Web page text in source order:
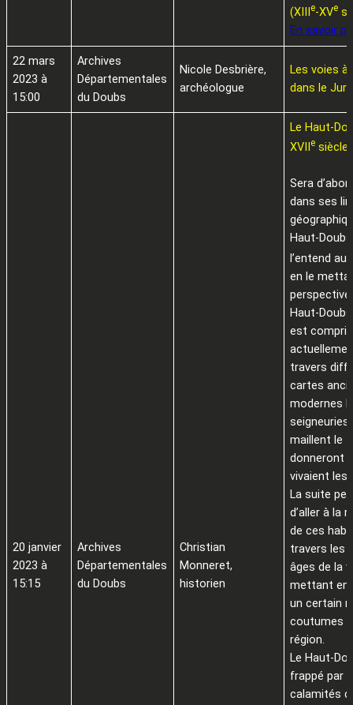
(XIIIe-XVe
En savoir
22 mars
2023 à
15:00
Archives
Départementales
du Doubs
Nicole Desbrière,
archéologue
Les voies à
dans le
20 janvier
2023 à
15:15
Archives
Départementales
du Doubs
Christian
Monneret,
historien
Le Haut-
XVIIe siècle
Sera
dans ses
Haut-
l’entend au
en le
perspective
Haut-
est compris
travers
cartes
modernes
seigneuries
maillent le
donneront
vivaient les
La suite
d’aller à la
de ces
travers les
âges de la
mettant en
un certain
coutumes
région.
Le Haut-
frappé par
calamités